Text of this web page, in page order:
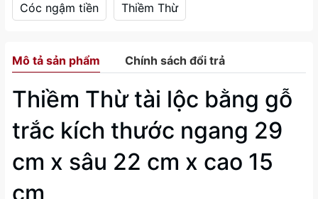
Cóc ngậm tiền Thiềm Thừ
Mô tả sản phẩm Chính sách đổi trả
Thiềm Thừ tài lộc bằng gỗ
trắc kích thước ngang 29
cm x sâu 22 cm x cao 15
cm